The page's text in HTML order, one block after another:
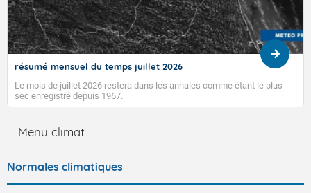
résumé mensuel du temps juillet 2026
Le mois de juillet 2026 restera dans les annales comme étant le plus
sec enregistré depuis 1967.
Menu climat
Normales climatiques